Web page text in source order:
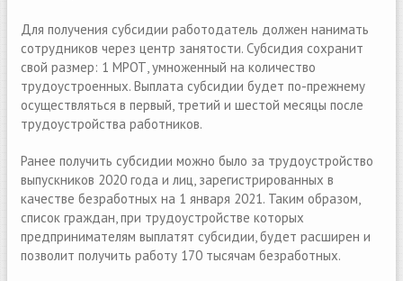
Для получения субсидии работодатель должен нанимать
сотрудников через центр занятости. Субсидия сохранит
свой размер: 1 МРОТ, умноженный на количество
трудоустроенных. Выплата субсидии будет по-прежнему
осуществляться в первый, третий и шестой месяцы после
трудоустройства работников.
Ранее получить субсидии можно было за трудоустройство
выпускников 2020 года и лиц, зарегистрированных в
качестве безработных на 1 января 2021. Таким образом,
список граждан, при трудоустройстве которых
предпринимателям выплатят субсидии, будет расширен и
позволит получить работу 170 тысячам безработных.